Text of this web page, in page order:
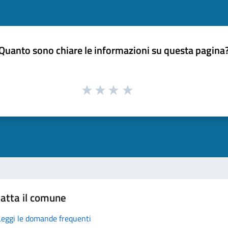
sono chiare le informazioni su questa
il comune
le domande frequenti